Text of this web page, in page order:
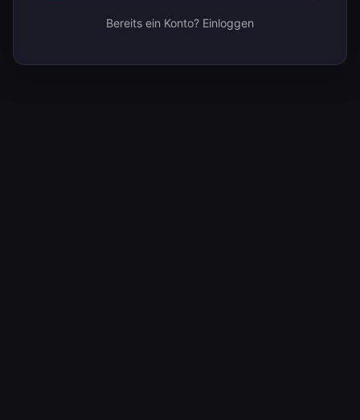
Bereits ein Konto? Einloggen